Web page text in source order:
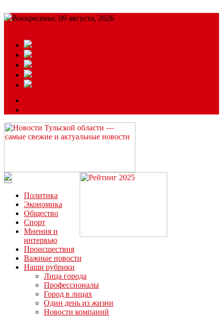
Воскресенье, 09 августа, 2026
Читайте последние новости дня в Тульской области на сайте
“ЗаНовомосковск”
Политика
Экономика
Общество
Спорт
Мнения и
интервью
Происшествия
Важные новости
Наши рубрики
Лица города
Профессионалы
Город в лицах
Один день из жизни
Новости компаний